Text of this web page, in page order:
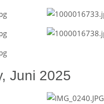
Juni 2025